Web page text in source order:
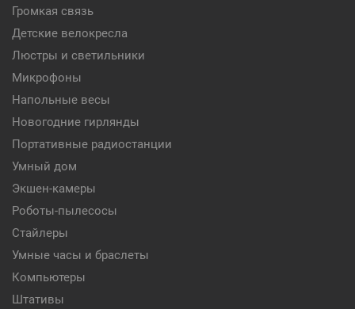
Громкая связь
Детские велокресла
Люстры и светильники
Микрофоны
Напольные весы
Новогодние гирлянды
Портативные радиостанции
Умный дом
Экшен-камеры
Роботы-пылесосы
Стайлеры
Умные часы и браслеты
Компьютеры
Штативы